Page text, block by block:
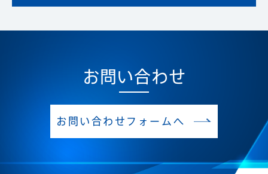
お問い合わせ
お問い合わせフォームへ